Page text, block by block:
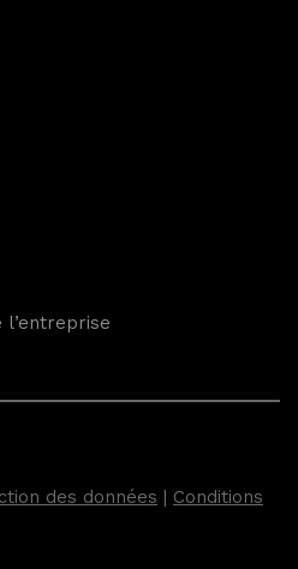
l’entreprise
des données | Conditions